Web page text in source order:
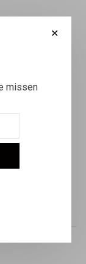
onderweg
✕
missen